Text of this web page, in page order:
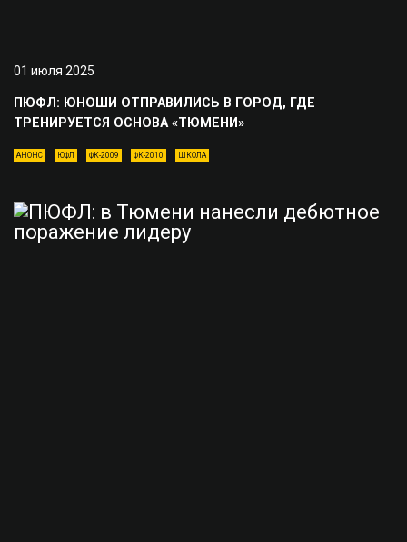
01 июля 2025
ПЮФЛ: ЮНОШИ ОТПРАВИЛИСЬ В ГОРОД, ГДЕ
ТРЕНИРУЕТСЯ ОСНОВА «ТЮМЕНИ»
АНОНС ЮФЛ ФК-2009 ФК-2010 ШКОЛА